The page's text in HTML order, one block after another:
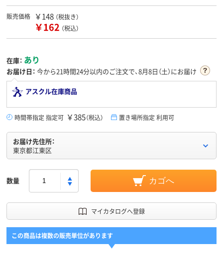
販売価格 ￥148 （税抜き）
￥162 （税込）
在庫： あり
お届け日： 今から21時間24分以内のご注文で、8月8日（土）にお届け
アスクル在庫商品
時間帯指定 指定可 ￥385（税込） 置き場所指定 利用可
お届け先住所：
東京都江東区
数量 カゴへ
マイカタログへ登録
この商品は複数の販売単位があります